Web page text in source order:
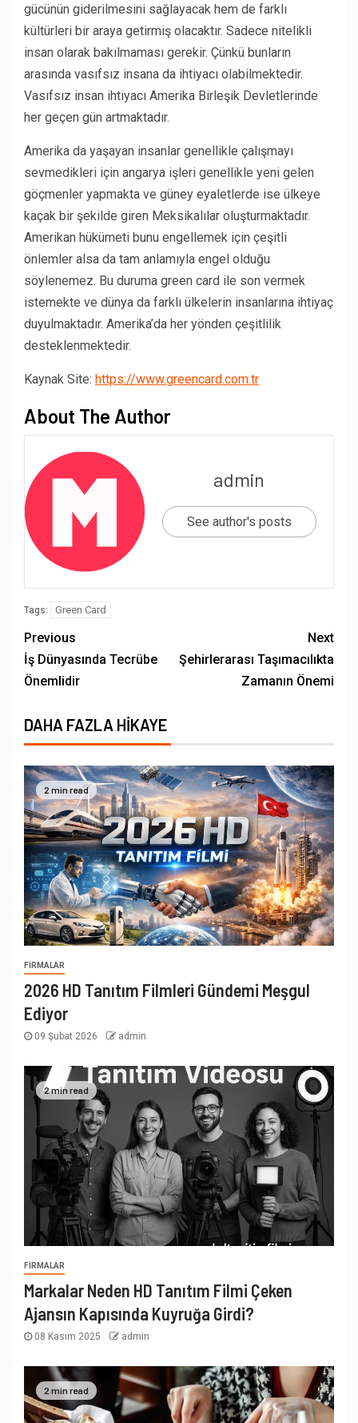
gücünün giderilmesini sağlayacak hem de farklı
kültürleri bir araya getirmiş olacaktır. Sadece nitelikli
insan olarak bakılmaması gerekir. Çünkü bunların
arasında vasıfsız insana da ihtiyacı olabilmektedir.
Vasıfsız insan ihtiyacı Amerika Birleşik Devletlerinde
her geçen gün artmaktadır.
Amerika da yaşayan insanlar genellikle çalışmayı
sevmedikleri için angarya işleri genellikle yeni gelen
göçmenler yapmakta ve güney eyaletlerde ise ülkeye
kaçak bir şekilde giren Meksikalılar oluşturmaktadır.
Amerikan hükümeti bunu engellemek için çeşitli
önlemler alsa da tam anlamıyla engel olduğu
söylenemez. Bu duruma green card ile son vermek
istemekte ve dünya da farklı ülkelerin insanlarına ihtiyaç
duyulmaktadır. Amerika’da her yönden çeşitlilik
desteklenmektedir.
Kaynak Site: https://www.greencard.com.tr
About The Author
admin
See author's posts
Tags: Green Card
Previous
İş Dünyasında Tecrübe
Önemlidir
Next
Şehirlerarası Taşımacılıkta
Zamanın Önemi
DAHA FAZLA HIKAYE
2 min read
FIRMALAR
2026 HD Tanıtım Filmleri Gündemi Meşgul
Ediyor
09 Şubat 2026 admin
2 min read
FIRMALAR
Markalar Neden HD Tanıtım Filmi Çeken
Ajansın Kapısında Kuyruğa Girdi?
08 Kasım 2025 admin
2 min read